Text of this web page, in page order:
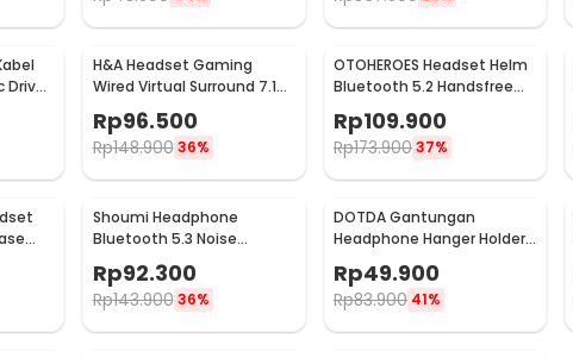
H&A Headset Gaming
Wired Virtual Surround 7.1
RGB USB 2 Jack 3.5 mm -
G58
Rp96.500
Rp148.900 36%
OTOHEROES Headset Helm
Bluetooth 5.2 Handsfree
BT-12
Rp109.900
Rp173.90037%
Shoumi Headphone
Bluetooth 5.3 Noise
Reduction Foldable
400mAh - DR-03
Rp92.300
Rp143.900 36%
DOTDA Gantungan
Headphone Hanger Holder
Type C - DT5
Rp49.900
Rp83.900 41%